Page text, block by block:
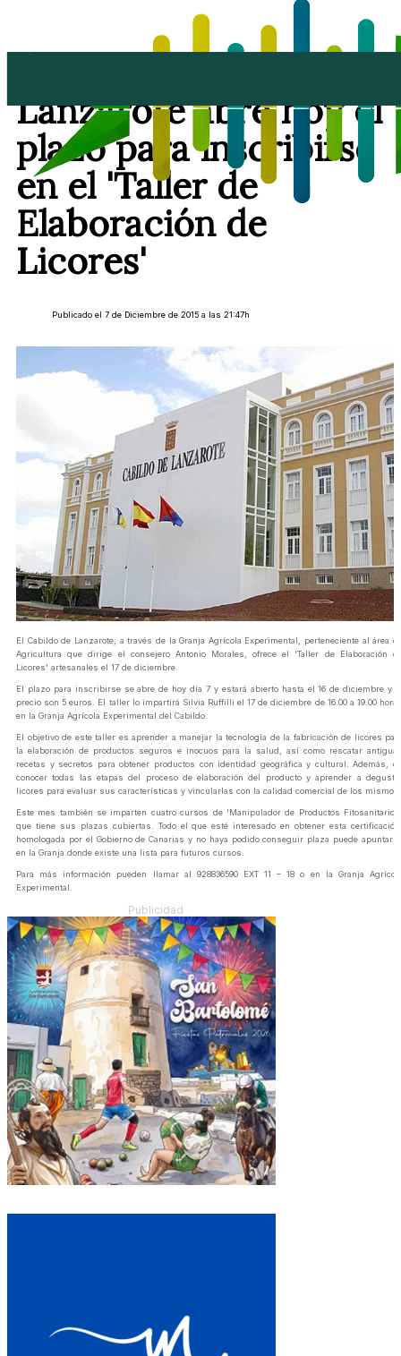
Lanzarote abre hoy el
plazo para inscribirse
en el 'Taller de
Elaboración de
Licores'
Publicado el 7 de Diciembre de 2015 a las 21:47h
El Cabildo de Lanzarote, a través de la Granja Agrícola Experimental, perteneciente al área
Agricultura que dirige el consejero Antonio Morales, ofrece el 'Taller de Elaboración
Licores' artesanales el 17 de diciembre.
El plazo para inscribirse se abre de hoy día 7 y estará abierto hasta el 16 de diciembre y
precio son 5 euros. El taller lo impartirá Silvia Ruffilli el 17 de diciembre de 16.00 a 19.00
en la Granja Agrícola Experimental del Cabildo.
El objetivo de este taller es aprender a manejar la tecnología de la fabricación de licores
la elaboración de productos seguros e inocuos para la salud, así como rescatar
recetas y secretos para obtener productos con identidad geográfica y cultural. Además,
conocer todas las etapas del proceso de elaboración del producto y aprender a
licores para evaluar sus características y vincularlas con la calidad comercial de los mismos.
Este mes también se imparten cuatro cursos de 'Manipulador de Productos
que tiene sus plazas cubiertas. Todo el que esté interesado en obtener esta
homologada por el Gobierno de Canarias y no haya podido conseguir plaza puede
en la Granja donde existe una lista para futuros cursos.
Para más información pueden llamar al 928836590 EXT 11 – 18 o en la Granja
Experimental.
Publicidad